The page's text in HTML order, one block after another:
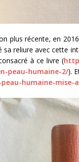
plus récente, en
sa reliure avec cette
à ce livre (
peau-humaine-2/).
humaine-mise-